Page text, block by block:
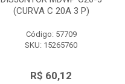
(CURVA C 20A 3 P)
Código: 57709
SKU: 15265760
R$ 60,12